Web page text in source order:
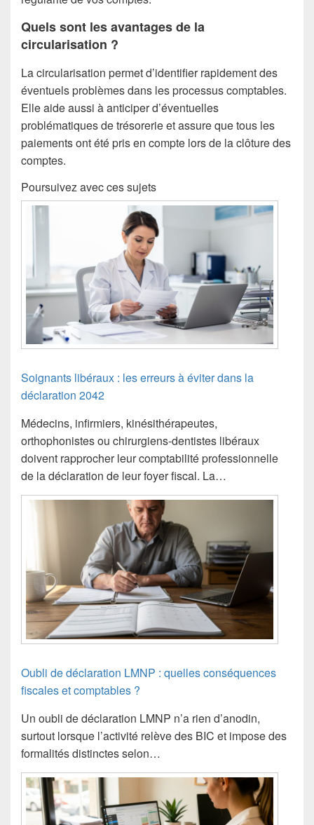
Quels sont les avantages de la
circularisation ?
La circularisation permet d’identifier rapidement des
éventuels problèmes dans les processus comptables.
Elle aide aussi à anticiper d’éventuelles
problématiques de trésorerie et assure que tous les
paiements ont été pris en compte lors de la clôture des
comptes.
Poursuivez avec ces sujets
Soignants libéraux : les erreurs à éviter dans la
déclaration 2042
Médecins, infirmiers, kinésithérapeutes,
orthophonistes ou chirurgiens-dentistes libéraux
doivent rapprocher leur comptabilité professionnelle
de la déclaration de leur foyer fiscal. La…
Oubli de déclaration LMNP : quelles conséquences
fiscales et comptables ?
Un oubli de déclaration LMNP n’a rien d’anodin,
surtout lorsque l’activité relève des BIC et impose des
formalités distinctes selon…